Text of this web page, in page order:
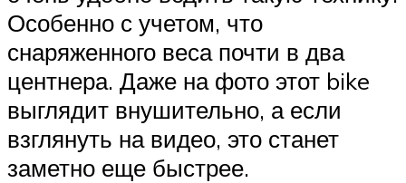
Особенно с учетом, что
снаряженного веса почти в два
центнера. Даже на фото этот bike
выглядит внушительно, а если
взглянуть на видео, это станет
заметно еще быстрее.